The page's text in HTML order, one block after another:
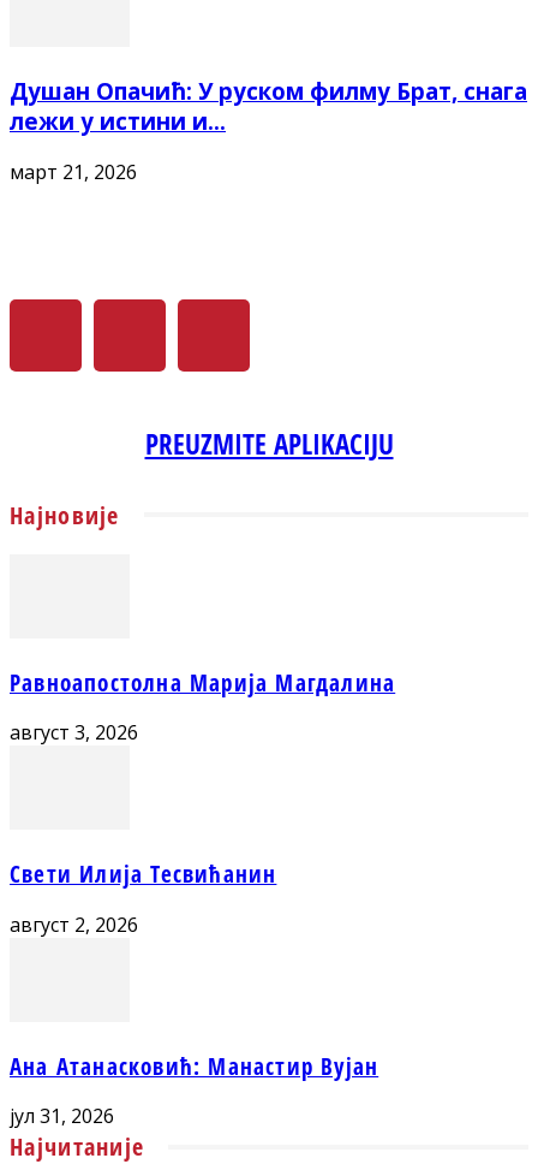
Душан Опачић: У руском филму Брат, снага
лежи у истини и...
март 21, 2026
PREUZMITE APLIKACIJU
Најновије
Равноапостолна Марија Магдалина
август 3, 2026
Свети Илија Тесвићанин
август 2, 2026
Ана Атанасковић: Манастир Вујан
јул 31, 2026
Најчитаније